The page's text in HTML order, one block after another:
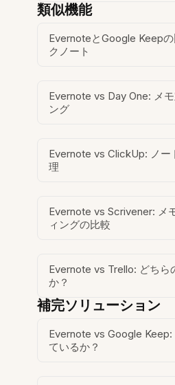
類似機能
EvernoteとGoogle Keep
クノート
Evernote vs Day One: メ
ング
Evernote vs ClickUp: ノー
理
Evernote vs Scrivener: メ
ィングの比較
Evernote vs Trello: どちら
か？
補完ソリューション
Evernote vs Google Keep:
ているか？